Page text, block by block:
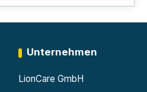
Unternehmen
LionCare GmbH